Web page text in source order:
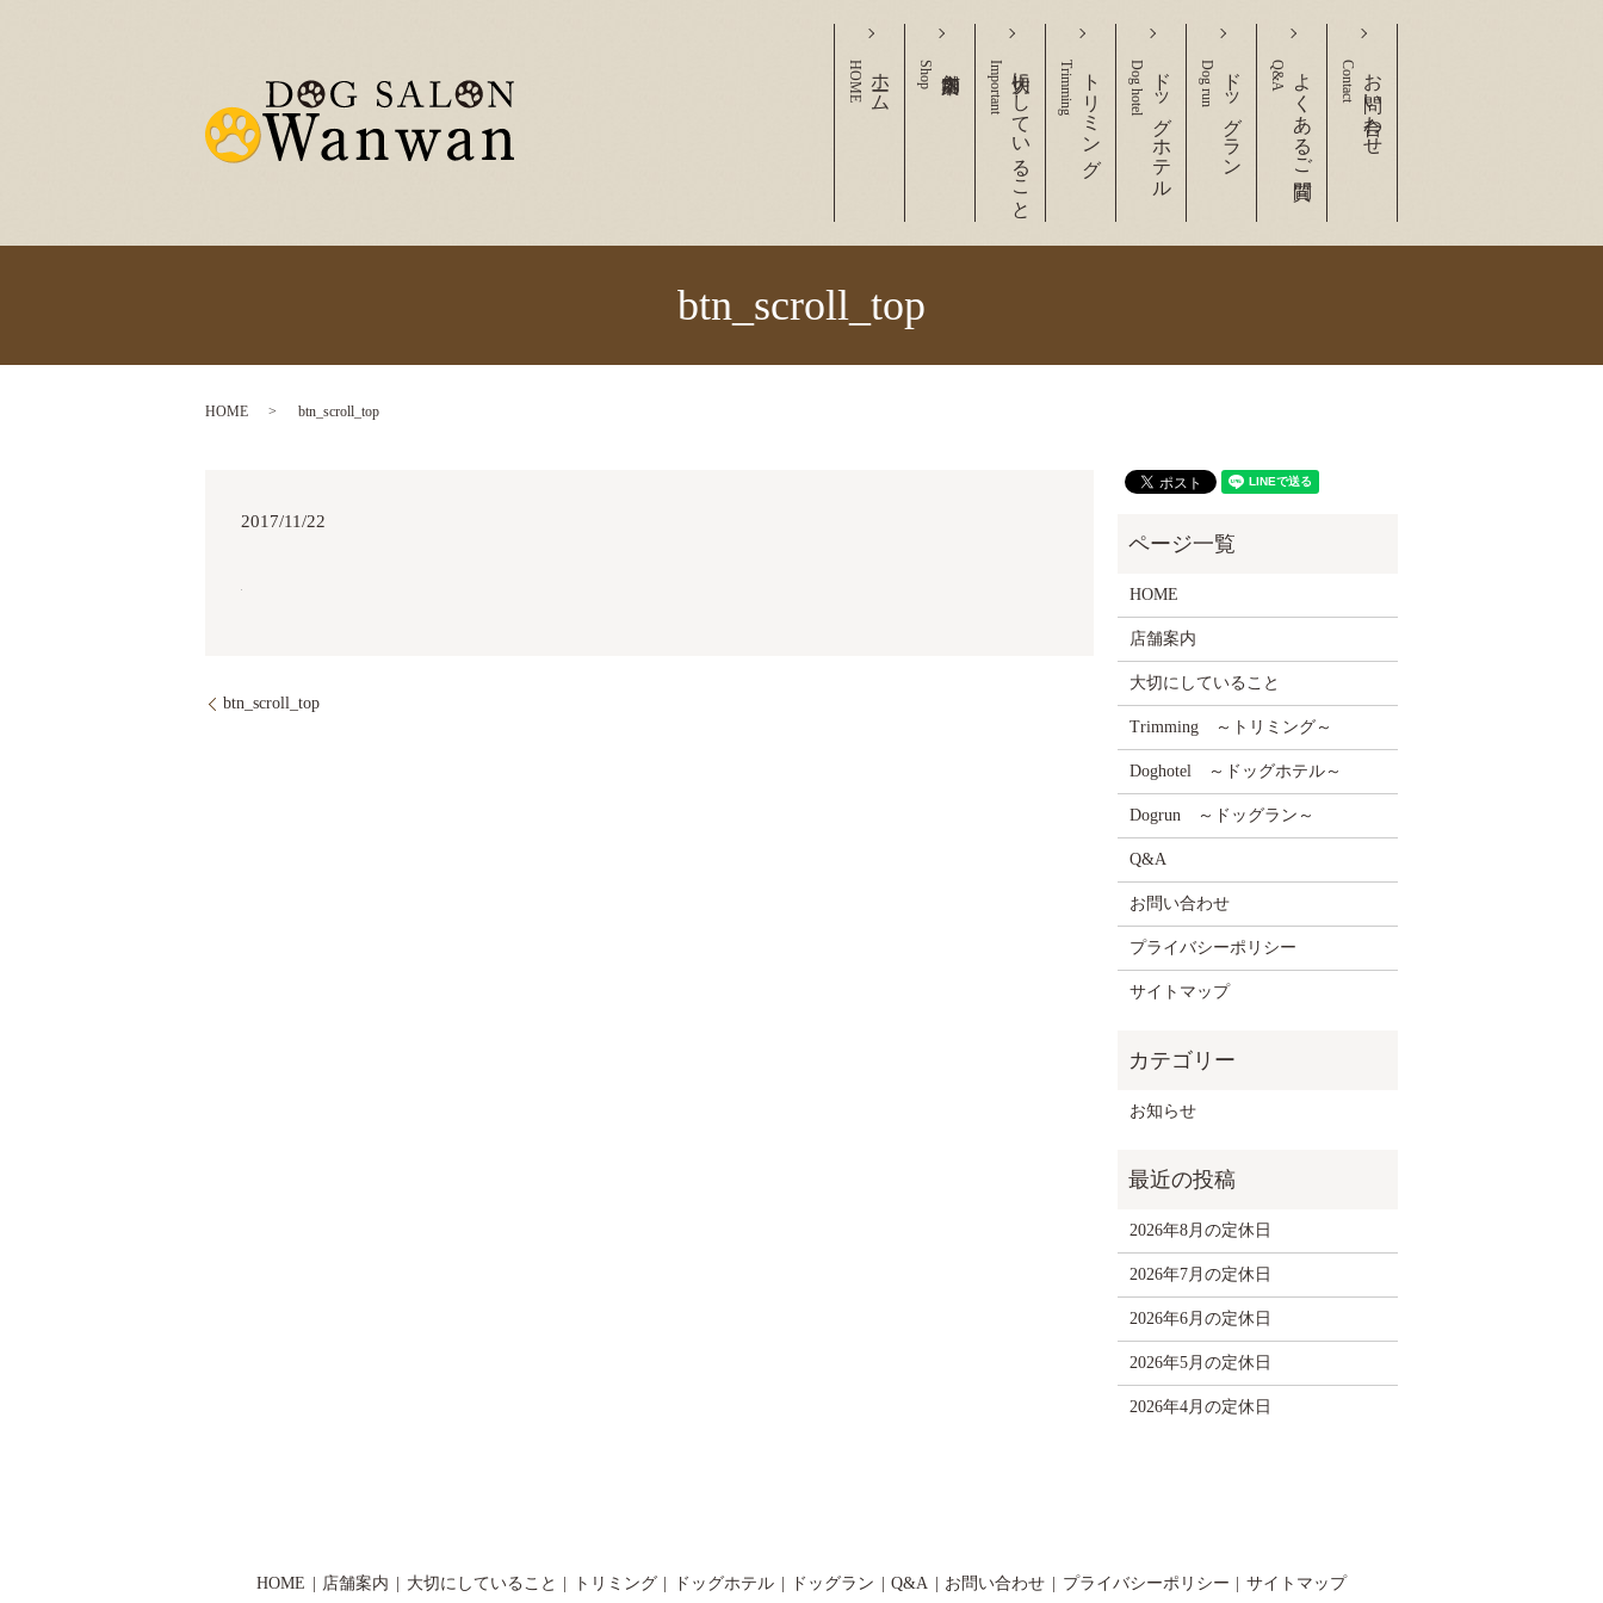
ホーム
HOME Shop 大切にしていること
Important トリミング
Trimming ドッグホテル
Dog hotel ドッグラン
Dog run よくあるご質問
Q&A お問い合わせ
Contact
btn_scroll_top
HOME btn_scroll_top
2017/11/22
btn_scroll_top
HOME
店舗案内
大切にしていること
Trimming ～トリミング～
Doghotel ～ドッグホテル～
Dogrun ～ドッグラン～
Q&A
お問い合わせ
プライバシーポリシー
サイトマップ
お知らせ
2026年8月の定休日
2026年7月の定休日
2026年6月の定休日
2026年5月の定休日
2026年4月の定休日
HOME 店舗案内 大切にしていること トリミング ドッグホテル ドッグラン Q&A お問い合わせ プライバシーポリシー サイトマップ